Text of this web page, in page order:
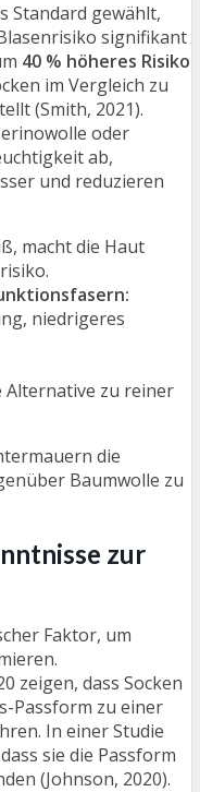
Standard gewählt,
signifikant
40 % höheres Risiko
im Vergleich zu
(Smith, 2021).
oder
ab,
und reduzieren
macht die Haut
niedrigeres
zu reiner
die
Baumwolle zu
zur
Faktor, um
zeigen, dass Socken
Passform zu einer
In einer Studie
sie die Passform
(Johnson, 2020).